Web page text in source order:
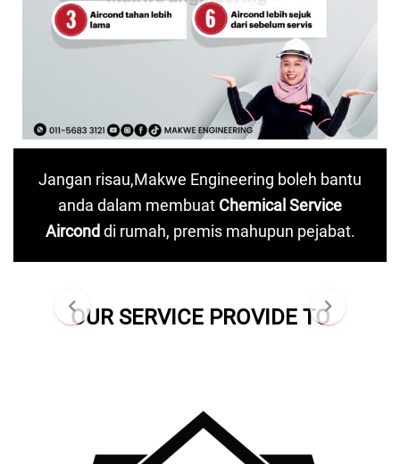
Jangan risau,Makwe Engineering boleh bantu
anda dalam membuat Chemical Service
Aircond di rumah, premis mahupun pejabat.
OUR SERVICE PROVIDE TO